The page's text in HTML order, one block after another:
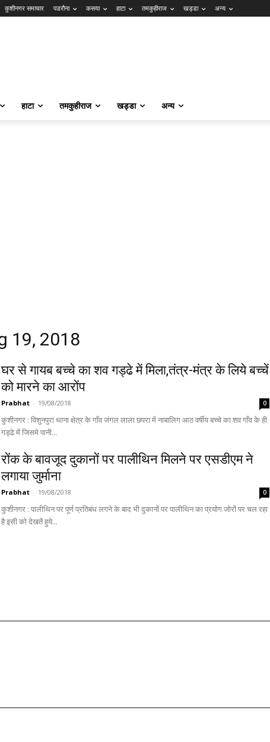
कुशीनगर समाचार पडरौना कसया हाटा तमकुहीराज खड्डा अन्य
हाटा तमकुहीराज खड्डा अन्य
19, 2018
घर से गायब बच्चे का शव गड्ढे में मिला,तंत्र-मंत्र के लिये बच्चें
को मारने का आरोंप
Prabhat - 19/08/2018 0
कुशीनगर : विशुनपुरा थाना क्षेत्र के गाँव जंगल लाला छपरा में नाबालिग आठ वर्षीय बच्चे का शव गाँव के ही
गड्ढे में जिसमे पानी...
रोंक के बावजूद दुकानों पर पालीथिन मिलने पर एसडीएम ने
लगाया जुर्माना
Prabhat - 19/08/2018 0
कुशीनगर : पालीथिन पर पूर्ण प्रतिबंध लगने के बाद भी दुकानों पर पालीथिन का प्रयोग जोरों पर चल रहा
है इसी को देखतें हुये...